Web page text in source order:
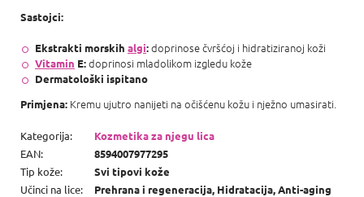
Sastojci:
Ekstrakti morskih algi:doprinose čvršćoj i hidratiziranoj koži
Vitamin E:doprinosi mladolikom izgledu kože
Dermatološki ispitano
Primjena: Kremu ujutro nanijeti na očišćenu kožu i nježno umasirati.
Kategorija:
Kozmetika za njegu lica
EAN:
8594007977295
Tip kože:
Svi tipovi kože
Učinci na lice: Prehrana i regeneracija, Hidratacija, Anti-aging